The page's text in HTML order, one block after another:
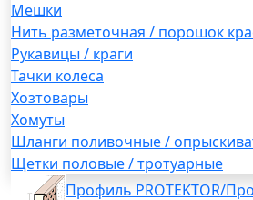
Мешки
Нить разметочная / порошок
Рукавицы / краги
Тачки колеса
Хозтовары
Хомуты
Шланги поливочные /
Щетки половые / тротуарные
Профиль PROTEKTOR/